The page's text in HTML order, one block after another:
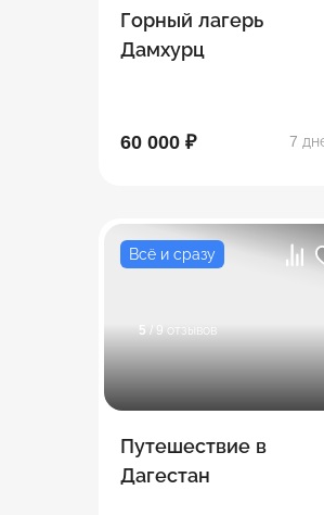
Горный лагерь
Дамхурц
60 000 ₽ 7
Всё и сразу
5 / 9 отзывов
Путешествие в
Дагестан